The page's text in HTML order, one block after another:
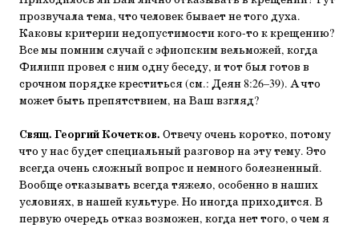
прозвучала тема, что человек бывает не того духа.
Каковы критерии недопустимости кого-то к крещению?
Все мы помним случай с эфиопским вельможей, когда
Филипп провел с ним одну беседу, и тот был готов в
срочном порядке креститься (см.: Деян 8:26–39). А что
может быть препятствием, на Ваш взгляд?
Свящ. Георгий Кочетков. Отвечу очень коротко, потому
что у нас будет специальный разговор на эту тему. Это
всегда очень сложный вопрос и немного болезненный.
Вообще отказывать всегда тяжело, особенно в наших
условиях, в нашей культуре. Но иногда приходится. В
первую очередь отказ возможен, когда нет того, о чем я